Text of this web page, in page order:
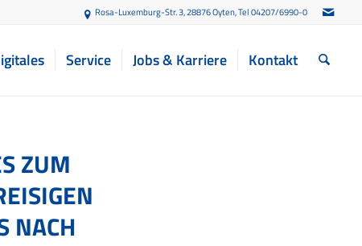
Rosa-Luxemburg-Str. 3, 28876 Oyten, Tel 04207/6990-0
Service Jobs & Karriere Kontakt
P
W
A